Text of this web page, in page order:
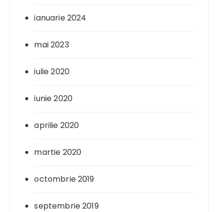
ianuarie 2024
mai 2023
iulie 2020
iunie 2020
aprilie 2020
martie 2020
octombrie 2019
septembrie 2019